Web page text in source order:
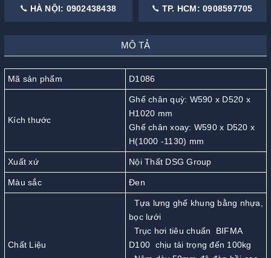
HÀ NỘI: 0902438438 TP. HCM: 0908597705
MÔ TẢ
Mã sản phẩm D1086
Kích thước
Ghế chân quỳ: W590 x D520 x
H1020 mm
Ghế chân xoay: W590 x D520 x
H(1000 -1130) mm
Xuất xứ Nội Thất DSG Group
Màu sắc Đen
Chất Liệu
Tựa lưng ghế khung bằng nhựa,
bọc lưới
Trục hơi tiêu chuẩn BIFMA
D100 chịu tải trọng đến 100kg